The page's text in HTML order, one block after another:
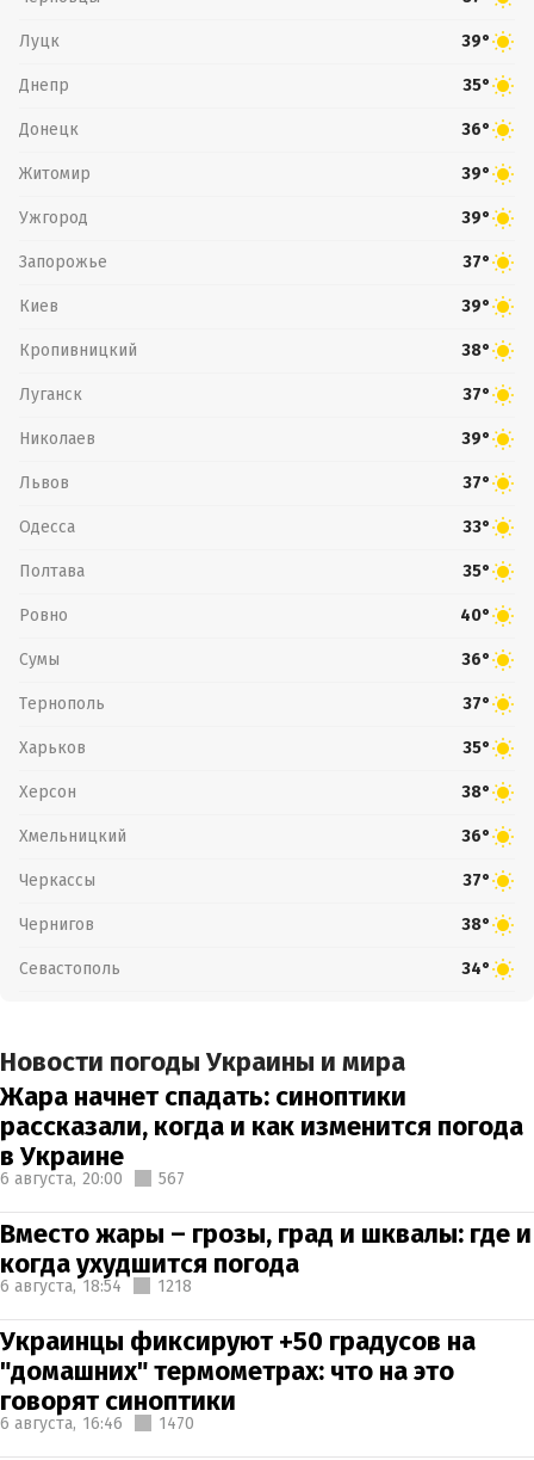
Луцк 39°
Днепр 35°
Донецк 36°
Житомир 39°
Ужгород 39°
Запорожье 37°
Киев 39°
Кропивницкий 38°
Луганск 37°
Николаев 39°
Львов 37°
Одесса 33°
Полтава 35°
Ровно 40°
Сумы 36°
Тернополь 37°
Харьков 35°
Херсон 38°
Хмельницкий 36°
Черкассы 37°
Чернигов 38°
Севастополь 34°
Новости погоды Украины и мира
Жара начнет спадать: синоптики
рассказали, когда и как изменится погода
в Украине
6 августа, 20:00 567
Вместо жары – грозы, град и шквалы: где и
когда ухудшится погода
6 августа, 18:54 1218
Украинцы фиксируют +50 градусов на
"домашних" термометрах: что на это
говорят синоптики
6 августа, 16:46 1470